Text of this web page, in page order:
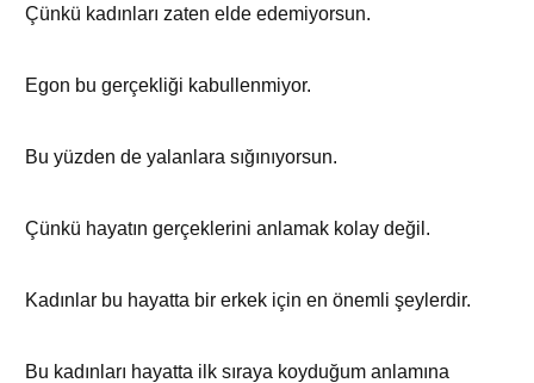
Çünkü kadınları zaten elde edemiyorsun.
Egon bu gerçekliği kabullenmiyor.
Bu yüzden de yalanlara sığınıyorsun.
Çünkü hayatın gerçeklerini anlamak kolay değil.
Kadınlar bu hayatta bir erkek için en önemli şeylerdir.
Bu kadınları hayatta ilk sıraya koyduğum anlamına